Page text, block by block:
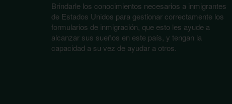
Brindarle los conocimientos necesarios a inmigrantes
de Estados Unidos para gestionar correctamente los
formularios de inmigración, que esto les ayude a
alcanzar sus sueños en este país, y tengan la
capacidad a su vez de ayudar a otros.